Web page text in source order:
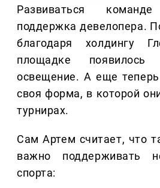
Развиваться
поддержка девелопера.
благодаря холдингу
площадке появилось
освещение. А еще
своя форма, в которой
турнирах.
Сам Артем считает, что
важно поддерживать
спорта: